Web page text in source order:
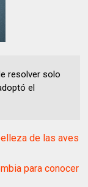
resolver solo
el
de las aves
para conocer